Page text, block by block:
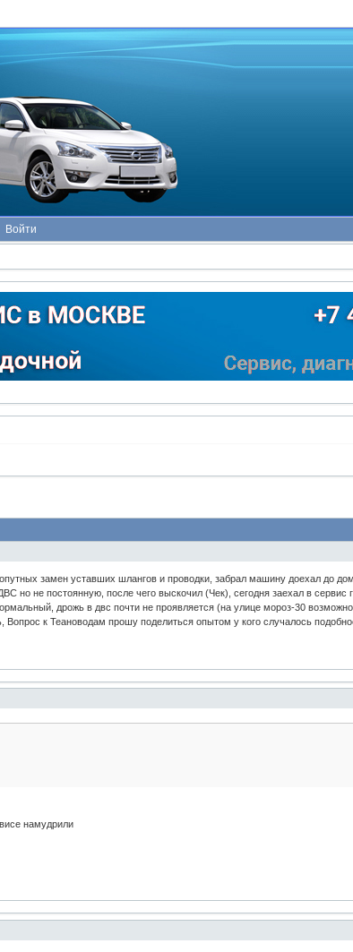
Войти
замен уставших шлангов и проводки, забрал машину доехал до
но не постоянную, после чего выскочил (Чек), сегодня заехал в
дрожь в двс почти не проявляется (на улице мороз-30
Вопрос к Теановодам прошу поделиться опытом у кого случалось
намудрили